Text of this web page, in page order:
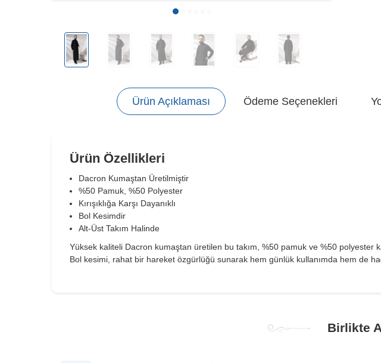
Ürün Açıklaması Ödeme Seçenekleri
Ürün Özellikleri
Dacron Kumaştan Üretilmiştir
%50 Pamuk, %50 Polyester
Kırışıklığa Karşı Dayanıklı
Bol Kesimdir
Alt-Üst Takım Halinde
Yüksek kaliteli Dacron kumaştan üretilen bu takım, %50 pamuk ve %50 polyester
Bol kesimi, rahat bir hareket özgürlüğü sunarak hem günlük kullanımda hem de
Birlikte